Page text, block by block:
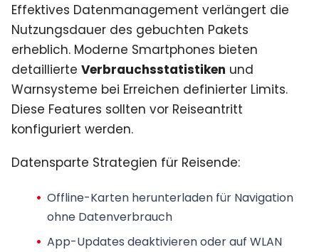
Effektives Datenmanagement verlängert die
Nutzungsdauer des gebuchten Pakets
erheblich. Moderne Smartphones bieten
detaillierte Verbrauchsstatistiken und
Warnsysteme bei Erreichen definierter Limits.
Diese Features sollten vor Reiseantritt
konfiguriert werden.
Datensparte Strategien für Reisende:
Offline-Karten herunterladenfür Navigation
ohne Datenverbrauch
App-Updates deaktivierenoder auf WLAN